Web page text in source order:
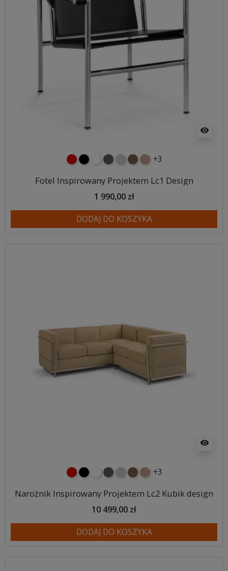
visibility
czerwony
czarnybiałyciemno szary
jasnoszary
brązowy
jasnobrązowy
+3
Fotel Inspirowany Projektem Lc1 Design
1 990,00 zł
DODAJ DO KOSZYKA
visibility
czerwony
czarnybiałyciemno szary
jasnoszary
brązowy
jasnobrązowy
+3
Narożnik Inspirowany Projektem Lc2 Kubik design
10 499,00 zł
DODAJ DO KOSZYKA